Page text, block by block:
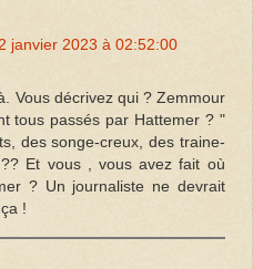
janvier 2023 à 02:52:00
Vous décrivez qui ? Zemmour
tous passés par Hattemer ? "
des songe-creux, des traine-
Et vous , vous avez fait où
? Un journaliste ne devrait
!